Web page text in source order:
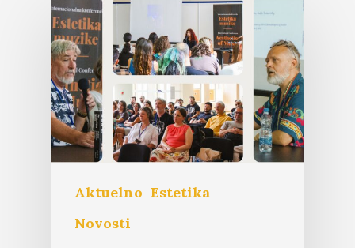
Aktuelno Estetika
Novosti